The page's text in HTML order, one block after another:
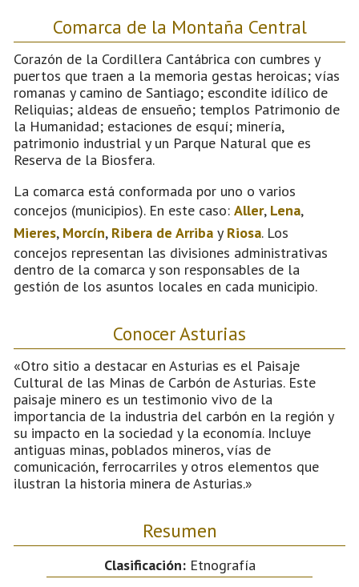
Comarca de la Montaña Central
Corazón de la Cordillera Cantábrica con cumbres y
puertos que traen a la memoria gestas heroicas; vías
romanas y camino de Santiago; escondite idílico de
Reliquias; aldeas de ensueño; templos Patrimonio de
la Humanidad; estaciones de esquí; minería,
patrimonio industrial y un Parque Natural que es
Reserva de la Biosfera.
La comarca está conformada por uno o varios
concejos (municipios). En este caso: Aller, Lena,
Mieres, Morcín, Ribera de Arriba y Riosa. Los
concejos representan las divisiones administrativas
dentro de la comarca y son responsables de la
gestión de los asuntos locales en cada municipio.
Conocer Asturias
«Otro sitio a destacar en Asturias es el Paisaje
Cultural de las Minas de Carbón de Asturias. Este
paisaje minero es un testimonio vivo de la
importancia de la industria del carbón en la región y
su impacto en la sociedad y la economía. Incluye
antiguas minas, poblados mineros, vías de
comunicación, ferrocarriles y otros elementos que
ilustran la historia minera de Asturias.»
Resumen
Clasificación:Etnografía